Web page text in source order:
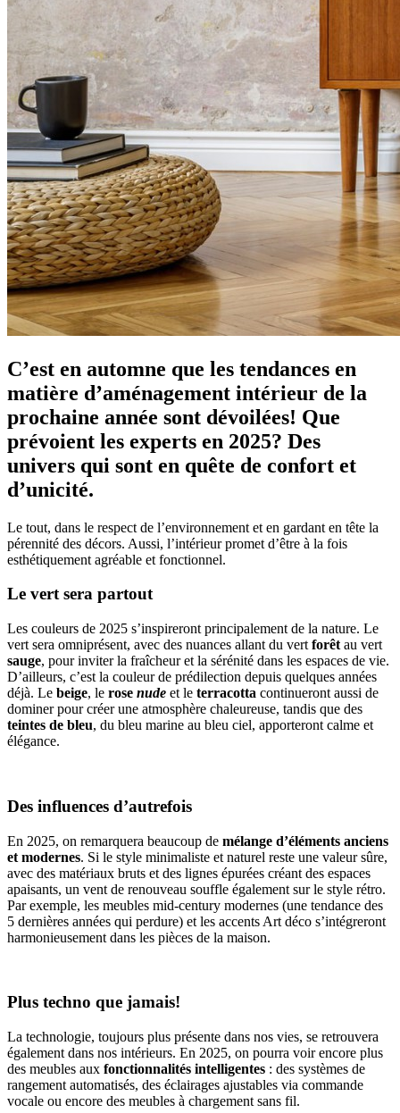
C’est en automne que les tendances en
matière d’aménagement intérieur de la
prochaine année sont dévoilées! Que
prévoient les experts en 2025? Des
univers qui sont en quête de confort et
d’unicité.
Le tout, dans le respect de l’environnement et en gardant en tête la
pérennité des décors. Aussi, l’intérieur promet d’être à la fois
esthétiquement agréable et fonctionnel.
Le vert sera partout
Les couleurs de 2025 s’inspireront principalement de la nature. Le
vert sera omniprésent, avec des nuances allant du vert forêt au vert
sauge, pour inviter la fraîcheur et la sérénité dans les espaces de vie.
D’ailleurs, c’est la couleur de prédilection depuis quelques années
déjà. Le beige, le rose nude et le terracotta continueront aussi de
dominer pour créer une atmosphère chaleureuse, tandis que des
teintes de bleu, du bleu marine au bleu ciel, apporteront calme et
élégance.
Des influences d’autrefois
En 2025, on remarquera beaucoup de mélange d’éléments anciens
et modernes. Si le style minimaliste et naturel reste une valeur sûre,
avec des matériaux bruts et des lignes épurées créant des espaces
apaisants, un vent de renouveau souffle également sur le style rétro.
Par exemple, les meubles mid-century modernes (une tendance des
5 dernières années qui perdure) et les accents Art déco s’intégreront
harmonieusement dans les pièces de la maison.
Plus techno que jamais!
La technologie, toujours plus présente dans nos vies, se retrouvera
également dans nos intérieurs. En 2025, on pourra voir encore plus
des meubles aux fonctionnalités intelligentes : des systèmes de
rangement automatisés, des éclairages ajustables via commande
vocale ou encore des meubles à chargement sans fil.